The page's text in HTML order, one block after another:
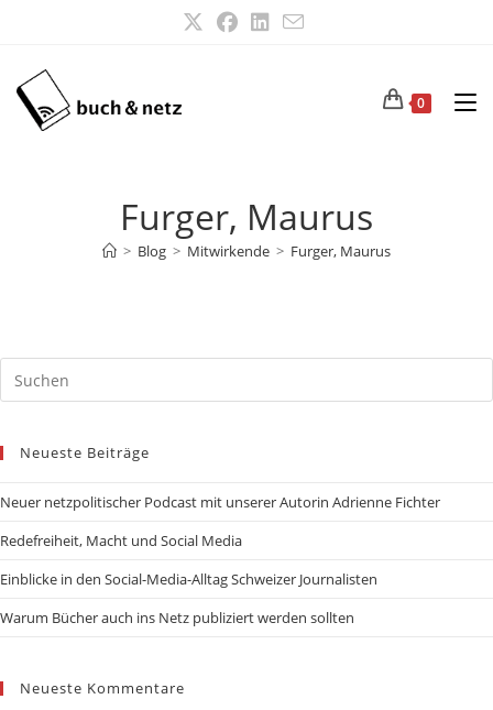
0
Furger, Maurus
> Blog > Mitwirkende > Furger, Maurus
Neueste Beiträge
Neuer netzpolitischer Podcast mit unserer Autorin Adrienne Fichter
Redefreiheit, Macht und Social Media
Einblicke in den Social-Media-Alltag Schweizer Journalisten
Warum Bücher auch ins Netz publiziert werden sollten
Neueste Kommentare